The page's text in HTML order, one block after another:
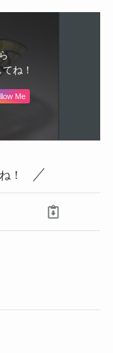
ね！
Me
！